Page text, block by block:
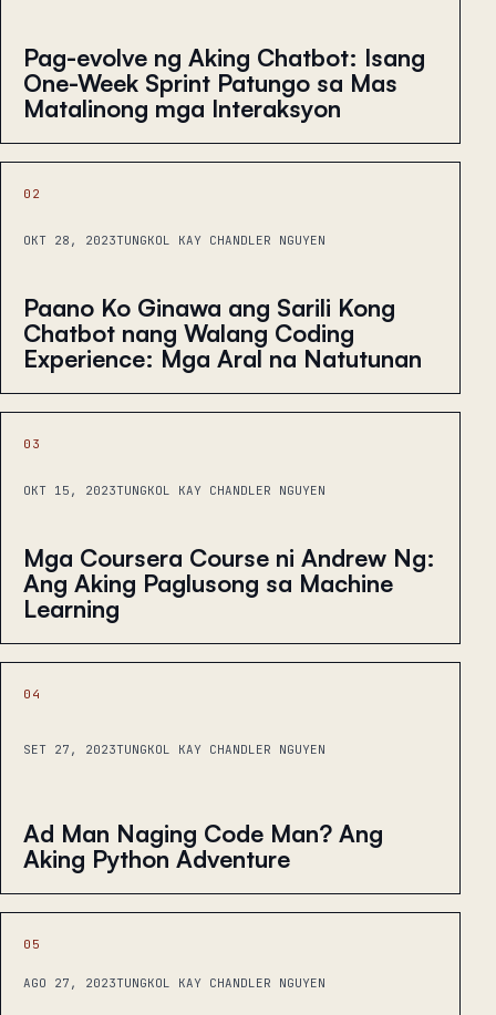
Pag-evolve ng Aking Chatbot: Isang
One-Week Sprint Patungo sa Mas
Matalinong mga Interaksyon
02
OKT 28, 2023TUNGKOL KAY CHANDLER NGUYEN
Paano Ko Ginawa ang Sarili Kong
Chatbot nang Walang Coding
Experience: Mga Aral na Natutunan
03
OKT 15, 2023TUNGKOL KAY CHANDLER NGUYEN
Mga Coursera Course ni Andrew Ng:
Ang Aking Paglusong sa Machine
Learning
04
SET 27, 2023TUNGKOL KAY CHANDLER NGUYEN
Ad Man Naging Code Man? Ang
Aking Python Adventure
05
AGO 27, 2023TUNGKOL KAY CHANDLER NGUYEN